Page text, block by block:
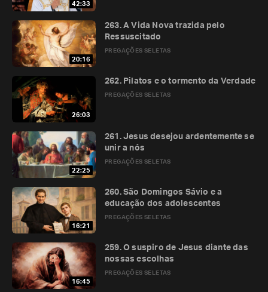
42:33
20:16
PREGAÇÕES SELETAS
263. A Vida Nova trazida pelo
Ressuscitado
26:03
PREGAÇÕES SELETAS
262. Pilatos e o tormento da Verdade
22:25
PREGAÇÕES SELETAS
261. Jesus desejou ardentemente se
unir a nós
16:21
PREGAÇÕES SELETAS
260. São Domingos Sávio e a
educação dos adolescentes
16:45
PREGAÇÕES SELETAS
259. O suspiro de Jesus diante das
nossas escolhas